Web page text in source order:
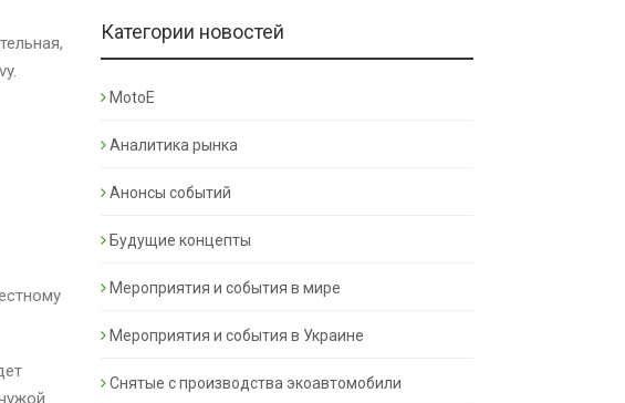
Категории новостей
MotoE
Аналитика рынка
Анонсы событий
Будущие концепты
Мероприятия и события в мире
Мероприятия и события в Украине
Снятые с производства экоавтомобили